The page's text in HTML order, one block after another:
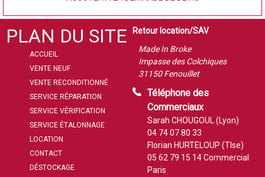
PLAN DU SITE
ACCUEIL
VENTE NEUF
VENTE RECONDITIONNÉ
SERVICE RÉPARATION
SERVICE VÉRIFICATION
SERVICE ÉTALONNAGE
LOCATION
CONTACT
DÉSTOCKAGE
Retour location/SAV
Made In Broke
Impasse des Colchiques
31150 Fenouillet
Téléphone des
Commerciaux
Sarah CHOUGOUL (Lyon)
04 74 07 80 33
Florian HURTELOUP (Tlse)
05 62 79 15 14Commercial
Paris